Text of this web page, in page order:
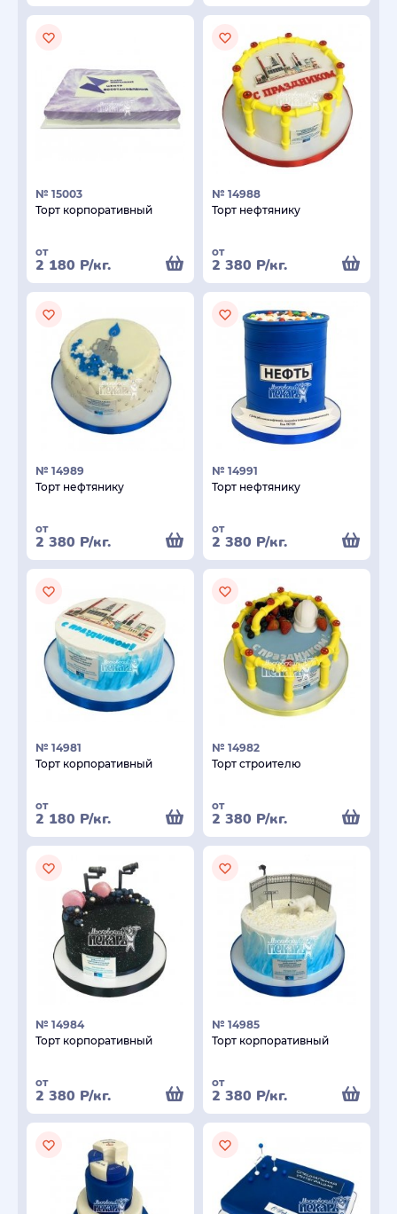
№ 15003
Торт корпоративный
от
2 180 Р/кг.
№ 14988
Торт нефтянику
от
2 380 Р/кг.
№ 14989
Торт нефтянику
от
2 380 Р/кг.
№ 14991
Торт нефтянику
от
2 380 Р/кг.
№ 14981
Торт корпоративный
от
2 180 Р/кг.
№ 14982
Торт строителю
от
2 380 Р/кг.
№ 14984
Торт корпоративный
от
2 380 Р/кг.
№ 14985
Торт корпоративный
от
2 380 Р/кг.